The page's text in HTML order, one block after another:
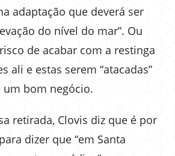
adaptação que deverá ser
do nível do mar”. Ou
de acabar com a restinga
ali e estas serem “atacadas”
um bom negócio.
retirada, Clovis diz que é por
dizer que “em Santa